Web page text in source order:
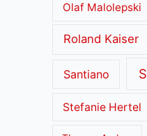
Olaf Malolepski
Roland Kaiser
Santiano
Stefanie Hertel